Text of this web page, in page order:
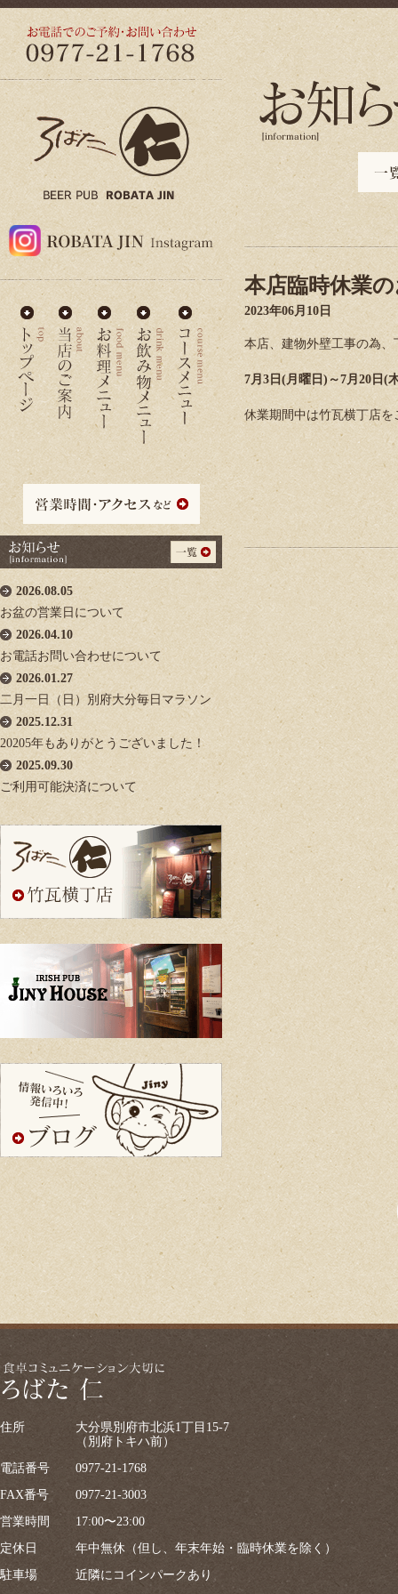
2026.08.05
お盆の営業日について
2026.04.10
お電話お問い合わせについて
2026.01.27
二月一日（日）別府大分毎日マラソン
2025.12.31
20205年もありがとうございました！
2025.09.30
ご利用可能決済について
本店臨時休業
2023年06月10日
本店、建物外壁工事の為
7月3日(月曜日)～7月20日(
休業期間中は竹瓦横丁店
住所
大分県別府市北浜1丁目15-7
（別府トキハ前）
電話番号
0977-21-1768
FAX番号
0977-21-3003
営業時間
17:00〜23:00
定休日
年中無休（但し、年末年始・臨時休業を除く）
駐車場
近隣にコインパークあり